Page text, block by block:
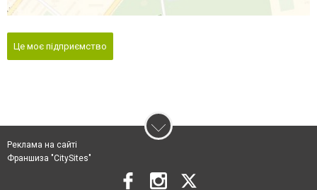
Це моє підприємство
Реклама на сайті
Франшиза "CitySites"